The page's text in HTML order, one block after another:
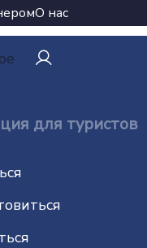
О нас
для туристов